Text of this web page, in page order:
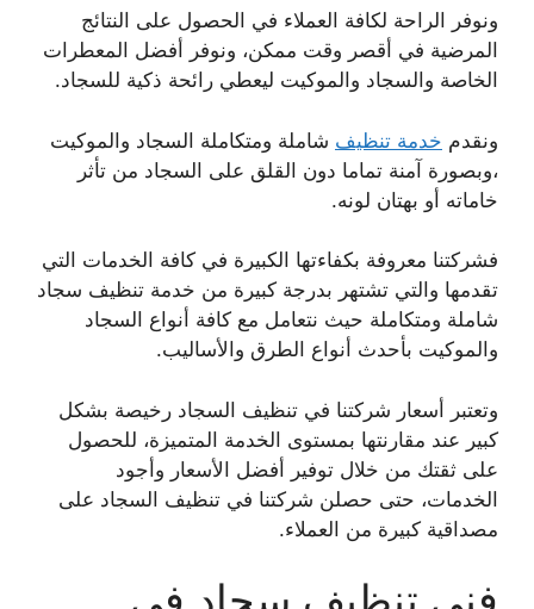
ونوفر الراحة لكافة العملاء في الحصول على النتائج
المرضية في أقصر وقت ممكن، ونوفر أفضل المعطرات
الخاصة والسجاد والموكيت ليعطي رائحة ذكية للسجاد.
ونقدم خدمة تنظيف شاملة ومتكاملة السجاد والموكيت
،وبصورة آمنة تماما دون القلق على السجاد من تأثر
خاماته أو بهتان لونه.
فشركتنا معروفة بكفاءتها الكبيرة في كافة الخدمات التي
تقدمها والتي تشتهر بدرجة كبيرة من خدمة تنظيف سجاد
شاملة ومتكاملة حيث نتعامل مع كافة أنواع السجاد
والموكيت بأحدث أنواع الطرق والأساليب.
وتعتبر أسعار شركتنا في تنظيف السجاد رخيصة بشكل
كبير عند مقارنتها بمستوى الخدمة المتميزة، للحصول
على ثقتك من خلال توفير أفضل الأسعار وأجود
الخدمات، حتى حصلن شركتنا في تنظيف السجاد على
مصداقية كبيرة من العملاء.